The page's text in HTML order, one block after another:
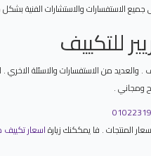
الاستفسارات والاستشارات الفنية بشكل
للتكييف
. والعديد من الاستفسارات والاسئلة
ومجاني .
المنتجات . فا يمككنك زيارةاسعار تكييف كاريير 2026 خصومات تكييفات